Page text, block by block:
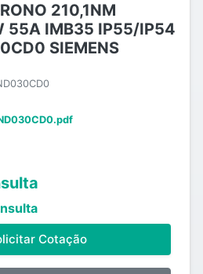
210,1NM
55A IMB35 IP55/IP54
SIEMENS
Cotação